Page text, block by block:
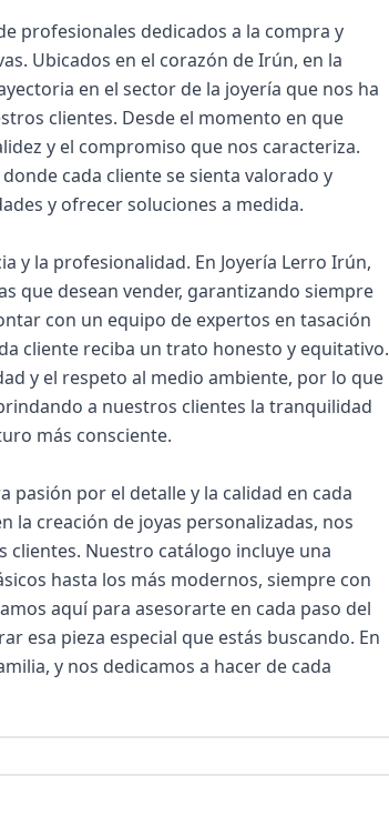
profesionales dedicados a la compra y
Ubicados en el corazón de Irún, en la
en el sector de la joyería que nos ha
clientes. Desde el momento en que
y el compromiso que nos caracteriza.
cada cliente se sienta valorado y
y ofrecer soluciones a medida.
y la profesionalidad. En Joyería Lerro Irún,
que desean vender, garantizando siempre
con un equipo de expertos en tasación
cliente reciba un trato honesto y equitativo.
y el respeto al medio ambiente, por lo que
a nuestros clientes la tranquilidad
más consciente.
pasión por el detalle y la calidad en cada
la creación de joyas personalizadas, nos
Nuestro catálogo incluye una
hasta los más modernos, siempre con
aquí para asesorarte en cada paso del
esa pieza especial que estás buscando. En
y nos dedicamos a hacer de cada